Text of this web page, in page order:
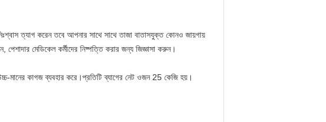
ত্যাগ করেন তবে আপনার সাথে সাথে তাজা বাতাসযুক্ত কোনও জায়গায়
মেডিকেল কর্মীদের নিষ্পত্তি করার জন্য জিজ্ঞাসা করুন।
মানের কাগজ ব্যবহার করে।প্রতিটি ব্যাগের নেট ওজন 25 কেজি হয়।